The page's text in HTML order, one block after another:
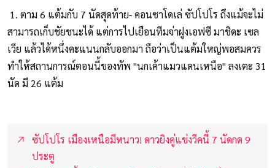
1. ตาม 6 แต้มกับ 7 นัดสุดท้าย- คอนซาโดเล่ ซัปโปโร ถึงแม้จะไม่
สามารถเก็บชัยชนะได้ แต่การไปเยือนทีมจ่าฝูงเอฟซี มาชิดะ เซล
เวีย แล้วได้หนึ่งคะแนนกลับออกมา ถือว่าเป็นแต้มใหญ่พอสมควร
ทำให้สถานการณ์ตอนนี้ของทัพ "นกเค้าแมวแดนเหนือ" ลงเตะ 31
นัด มี 26 แต้ม
ซัปโปโร เมืองเหนือมีหนาว! ดาวยิงคู่แข่งวีคนี้ 7 นัดกด 9
ประตู